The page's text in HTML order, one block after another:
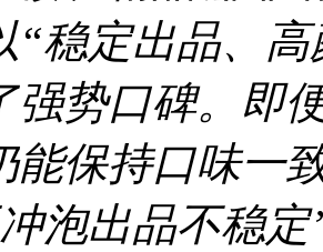
“稳定出品、
强势口碑。即
能保持口味一
泡出品不稳